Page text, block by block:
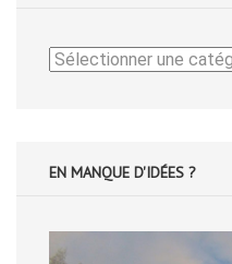
Catégories
EN MANQUE D'IDÉES ?